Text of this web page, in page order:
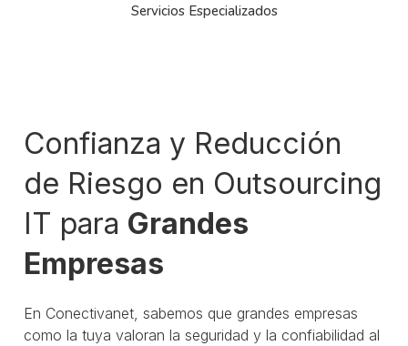
Servicios Especializados
Confianza y Reducción
de Riesgo en Outsourcing
IT para Grandes
Empresas
En Conectivanet, sabemos que grandes empresas
como la tuya valoran la seguridad y la confiabilidad al